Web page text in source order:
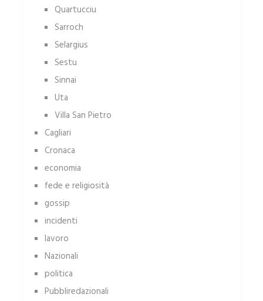
Quartucciu
Sarroch
Selargius
Sestu
Sinnai
Uta
Villa San Pietro
Cagliari
Cronaca
economia
fede e religiosità
gossip
incidenti
lavoro
Nazionali
politica
Pubbliredazionali